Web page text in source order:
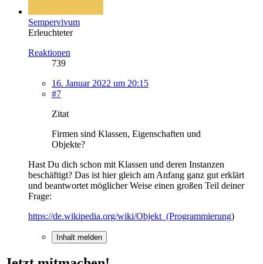
Sempervivum
Erleuchteter
Reaktionen
739
16. Januar 2022 um 20:15
#7
Zitat
Firmen sind Klassen, Eigenschaften und
Objekte?
Hast Du dich schon mit Klassen und deren Instanzen
beschäftigt? Das ist hier gleich am Anfang ganz gut erklärt
und beantwortet möglicher Weise einen großen Teil deiner
Frage:
https://de.wikipedia.org/wiki/Objekt_(Programmierung)
Inhalt melden